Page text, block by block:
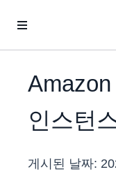
인스턴
게시된 날짜: